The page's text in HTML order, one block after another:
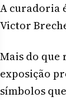
A curadoria
Victor
Mais do que
exposição
símbolos